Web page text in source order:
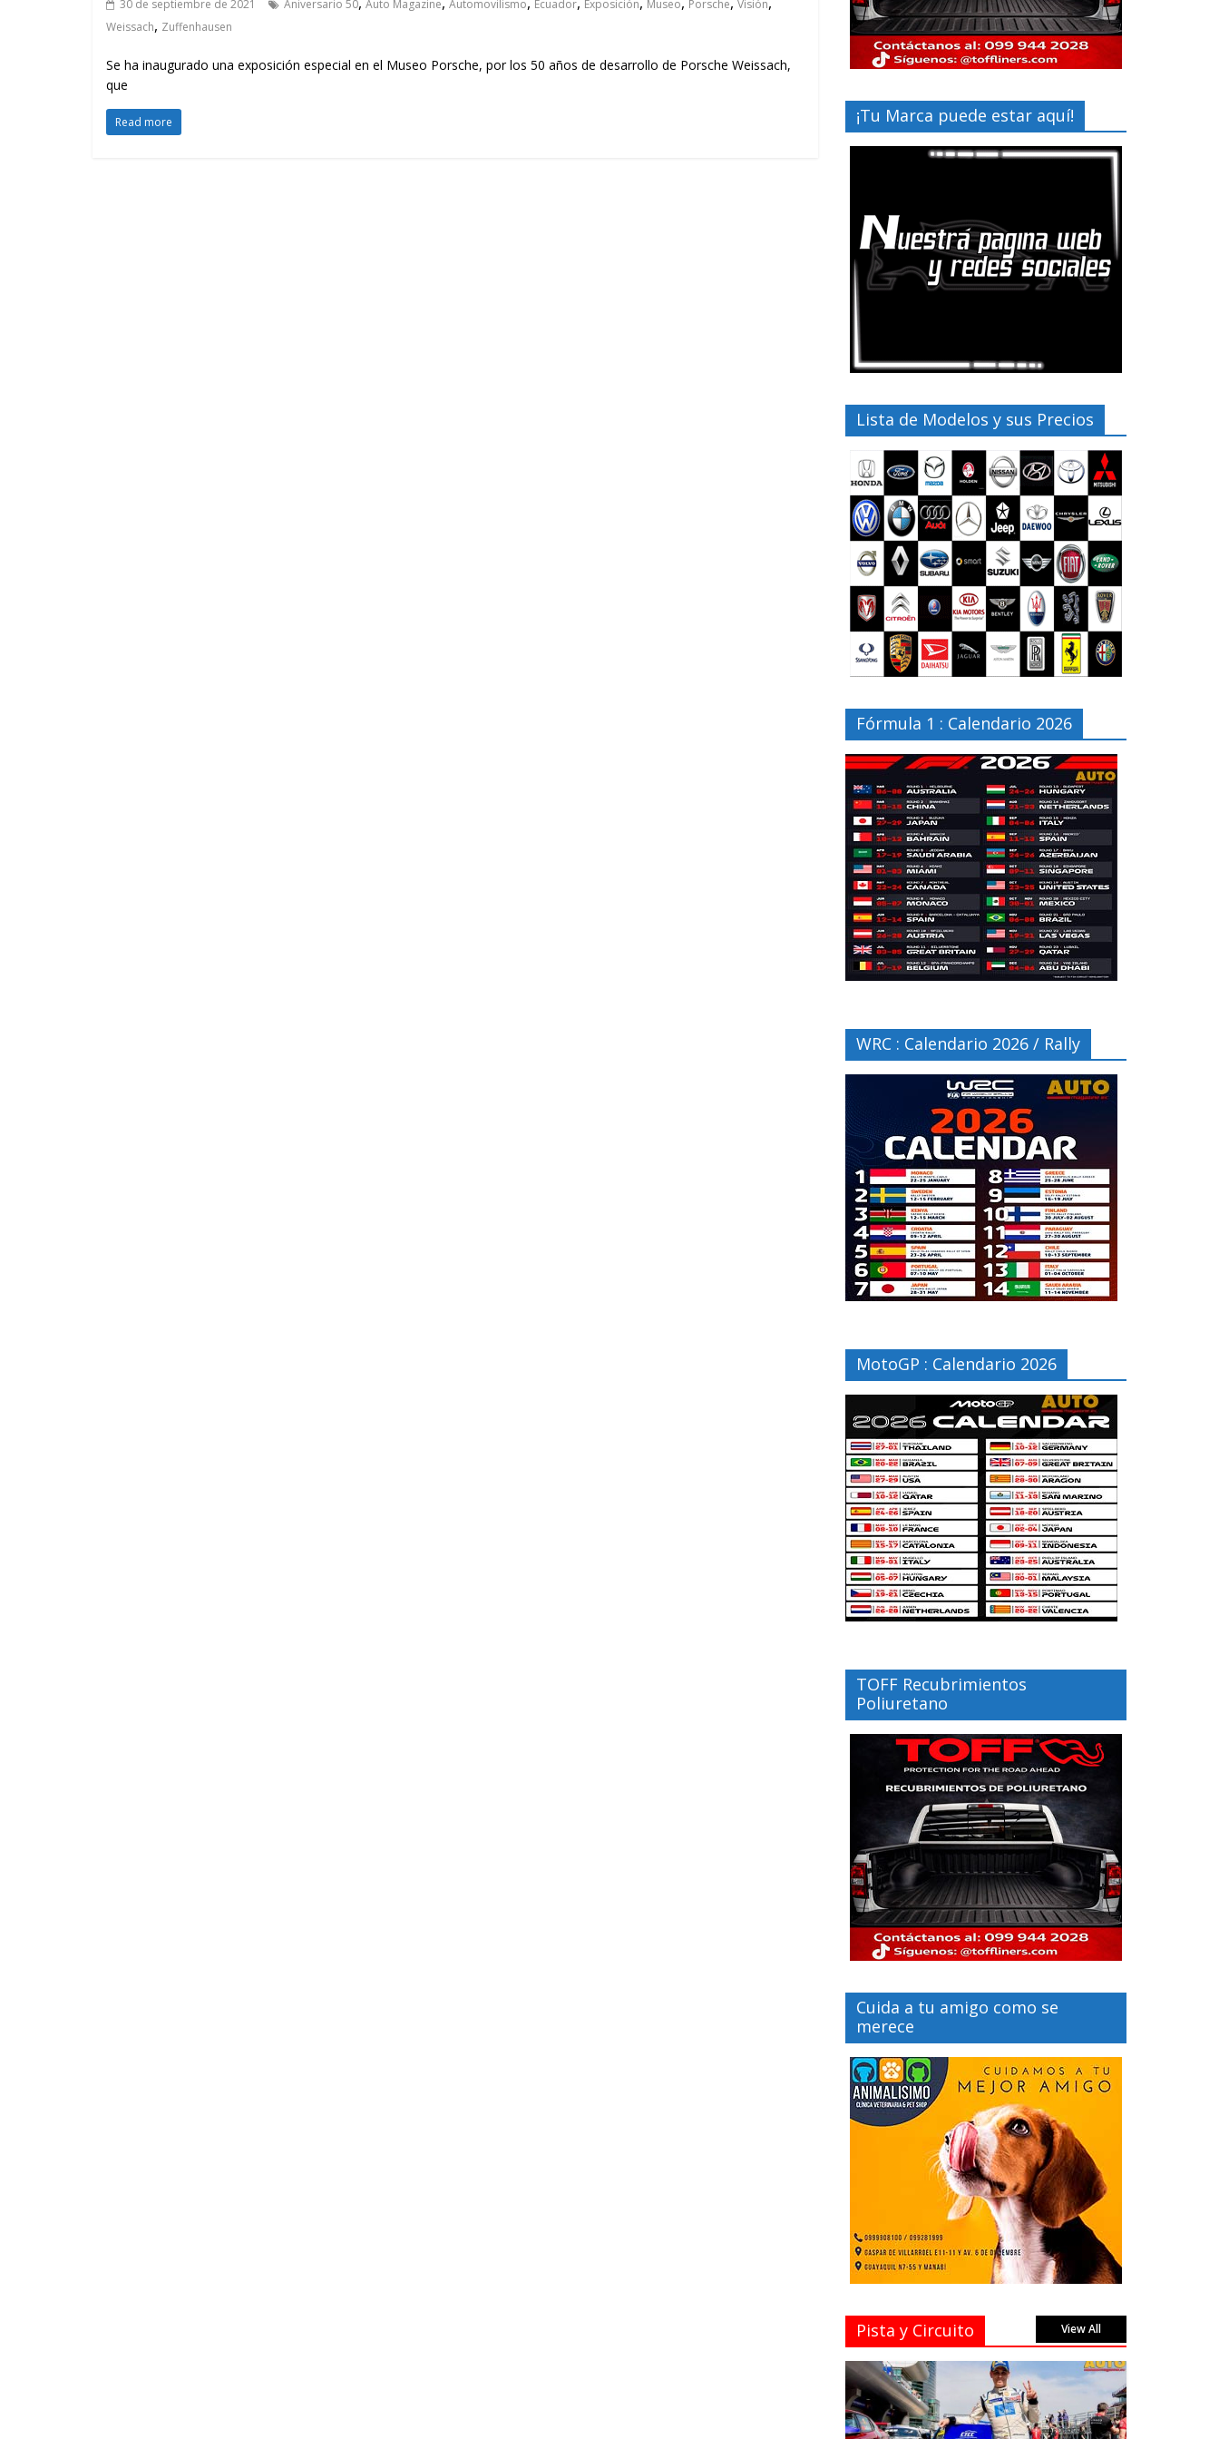
30 de septiembre de 2021 Aniversario 50 Auto Magazine Automovilismo Ecuador Exposición Museo Porsche Visión
Weissach, Zuffenhausen
Se ha inaugurado una exposición especial en el Museo Porsche, por los 50 años de desarrollo de Porsche Weissach,
que
Read more ¡Tu Marca puede estar aquí!
Lista de Modelos y sus Precios
Fórmula 1 : Calendario 2026
WRC : Calendario 2026 / Rally
MotoGP : Calendario 2026
TOFF Recubrimientos
Poliuretano
Cuida a tu amigo como se
merece
Pista y Circuito View All